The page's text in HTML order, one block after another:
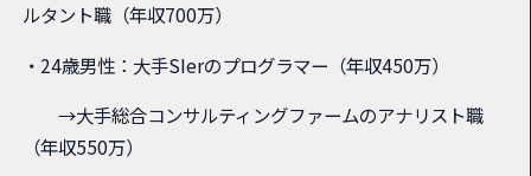
ルタント職（年収700万）
・24歳男性：大手SIerのプログラマー（年収450万）
→大手総合コンサルティングファームのアナリスト職
（年収550万）